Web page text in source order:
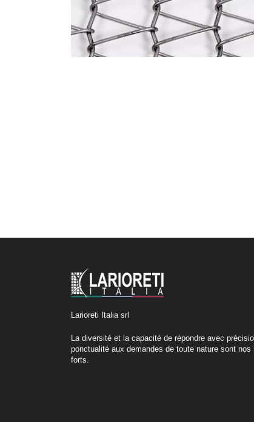
Larioreti Italia srl
La diversité et la capacité de répondre avec
ponctualité aux demandes de toute nature sont nos
forts.